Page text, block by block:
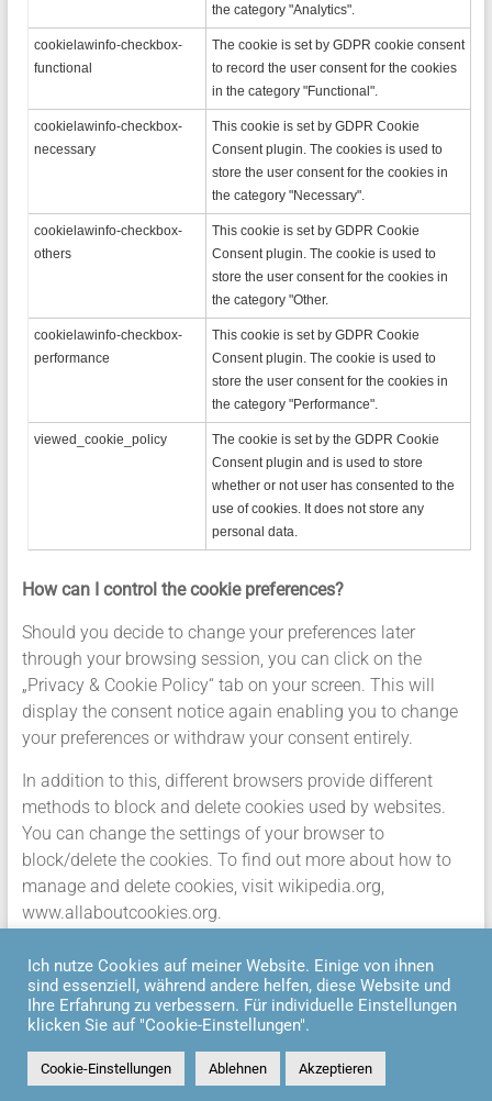
the category "Analytics".
cookielawinfo-checkbox-
functional
The cookie is set by GDPR cookie consent
to record the user consent for the cookies
in the category "Functional".
cookielawinfo-checkbox-
necessary
This cookie is set by GDPR Cookie
Consent plugin. The cookies is used to
store the user consent for the cookies in
the category "Necessary".
cookielawinfo-checkbox-
others
This cookie is set by GDPR Cookie
Consent plugin. The cookie is used to
store the user consent for the cookies in
the category "Other.
cookielawinfo-checkbox-
performance
This cookie is set by GDPR Cookie
Consent plugin. The cookie is used to
store the user consent for the cookies in
the category "Performance".
viewed_cookie_policy
The cookie is set by the GDPR Cookie
Consent plugin and is used to store
whether or not user has consented to the
use of cookies. It does not store any
personal data.
How can I control the cookie preferences?
Should you decide to change your preferences later
through your browsing session, you can click on the
„Privacy & Cookie Policy“ tab on your screen. This will
display the consent notice again enabling you to change
your preferences or withdraw your consent entirely.
In addition to this, different browsers provide different
methods to block and delete cookies used by websites.
You can change the settings of your browser to
block/delete the cookies. To find out more about how to
manage and delete cookies, visit wikipedia.org,
www.allaboutcookies.org.
Copyright © 2026REGINA MÜTZE. Alle Rechte vorbehalten.
Theme:Acceleratevon ThemeGrill. Powered by
Home
Über mich Meine Arbeit als Hebamme
Yoga & Co.: Mein
Kontakt Datenschutzerklärung
Ich nutze Cookies auf meiner Website. Einige von ihnen
sind essenziell, während andere helfen, diese Website und
Ihre Erfahrung zu verbessern. Für individuelle Einstellungen
klicken Sie auf "Cookie-Einstellungen".
Cookie-Einstellungen Ablehnen Akzeptieren